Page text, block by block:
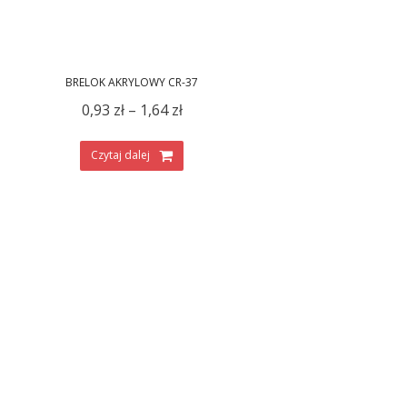
BRELOK AKRYLOWY CR-37
0,93 zł– 1,64zł
Czytaj dalej